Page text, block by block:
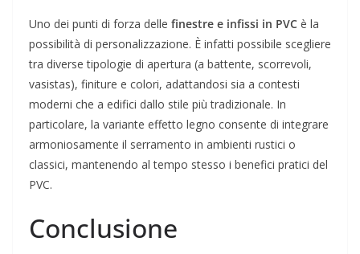
Uno dei punti di forza delle finestre e infissi in PVC è la
possibilità di personalizzazione. È infatti possibile scegliere
tra diverse tipologie di apertura (a battente, scorrevoli,
vasistas), finiture e colori, adattandosi sia a contesti
moderni che a edifici dallo stile più tradizionale. In
particolare, la variante effetto legno consente di integrare
armoniosamente il serramento in ambienti rustici o
classici, mantenendo al tempo stesso i benefici pratici del
PVC.
Conclusione